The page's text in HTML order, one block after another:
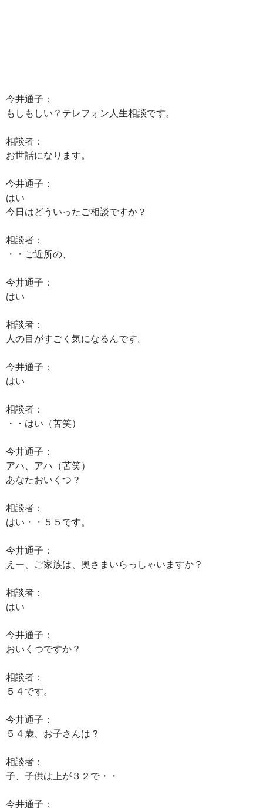
今井通子：
もしもしい？テレフォン人生相談です。
相談者：
お世話になります。
今井通子：
はい
今日はどういったご相談ですか？
相談者：
・・ご近所の、
今井通子：
はい
相談者：
人の目がすごく気になるんです。
今井通子：
はい
相談者：
・・はい（苦笑）
今井通子：
アハ、アハ（苦笑）
あなたおいくつ？
相談者：
はい・・５５です。
今井通子：
えー、ご家族は、奥さまいらっしゃいますか？
相談者：
はい
今井通子：
おいくつですか？
相談者：
５４です。
今井通子：
５４歳、お子さんは？
相談者：
子、子供は上が３２で・・
今井通子：